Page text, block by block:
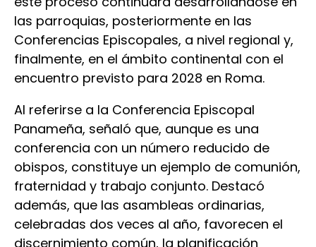
las parroquias, posteriormente en las
Conferencias Episcopales, a nivel regional y,
finalmente, en el ámbito continental con el
encuentro previsto para 2028 en Roma.
Al referirse a la Conferencia Episcopal
Panameña, señaló que, aunque es una
conferencia con un número reducido de
obispos, constituye un ejemplo de comunión,
fraternidad y trabajo conjunto. Destacó
además, que las asambleas ordinarias,
celebradas dos veces al año, favorecen el
discernimiento común, la planificación